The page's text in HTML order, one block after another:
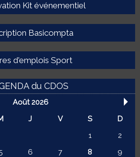
Kit événementiel
Basicompta
d'emplois Sport
du CDOS
Août 2026
J V S
D
1
2
6 7 8
9